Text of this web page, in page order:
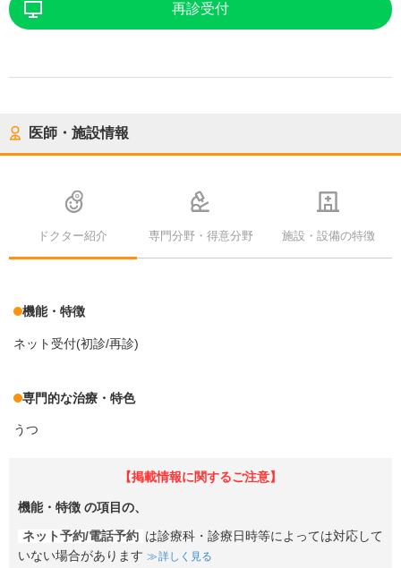
再診受付
医師・施設情報
ドクター紹介 専門分野・得意分野 施設・設備の特徴
機能・特徴
ネット受付(初診/再診)
専門的な治療・特色
うつ
【掲載情報に関するご注意】
機能・特徴 の項目の、
ネット予約/電話予約 は診療科・診療日時等によっては対応して
いない場合があります
詳しく見る